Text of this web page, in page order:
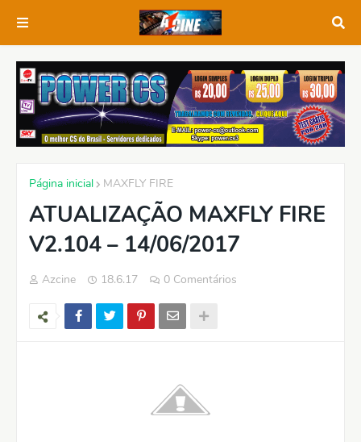
Página inicial MAXFLY FIRE
ATUALIZAÇÃO MAXFLY FIRE
V2.104 – 14/06/2017
Azcine 18.6.17 0 Comentários